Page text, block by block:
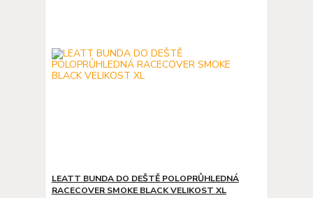
LEATT BUNDA DO DEŠTĚ POLOPRŮHLEDNÁ
RACECOVER SMOKE BLACK VELIKOST XL